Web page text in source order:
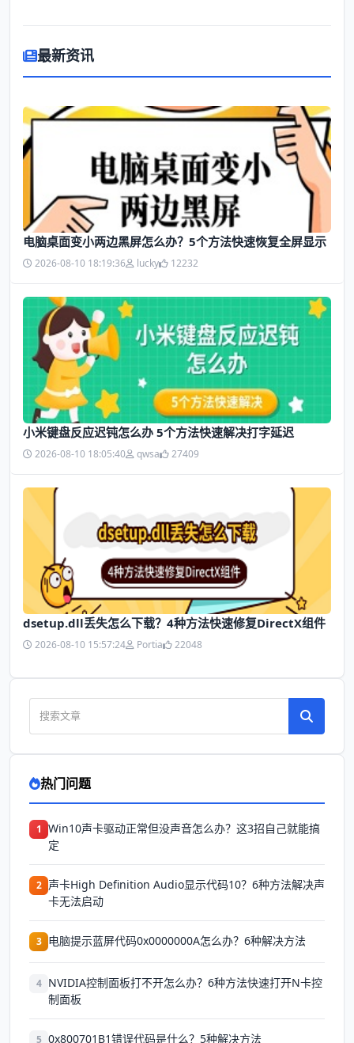
最新资讯
电脑桌面变小两边黑屏怎么办？5个方法快速恢复全屏显示
2026-08-10 18:19:36 lucky 12232
小米键盘反应迟钝怎么办 5个方法快速解决打字延迟
2026-08-10 18:05:40 qwsa 27409
dsetup.dll丢失怎么下载？4种方法快速修复DirectX组件
2026-08-10 15:57:24 Portia 22048
热门问题
1 Win10声卡驱动正常但没声音怎么办？这3招自己就能搞
定
2 声卡High Definition Audio显示代码10？6种方法解决声
卡无法启动
3 电脑提示蓝屏代码0x0000000A怎么办？6种解决方法
4 NVIDIA控制面板打不开怎么办？6种方法快速打开N卡控
制面板
5 0x800701B1错误代码是什么？5种解决方法